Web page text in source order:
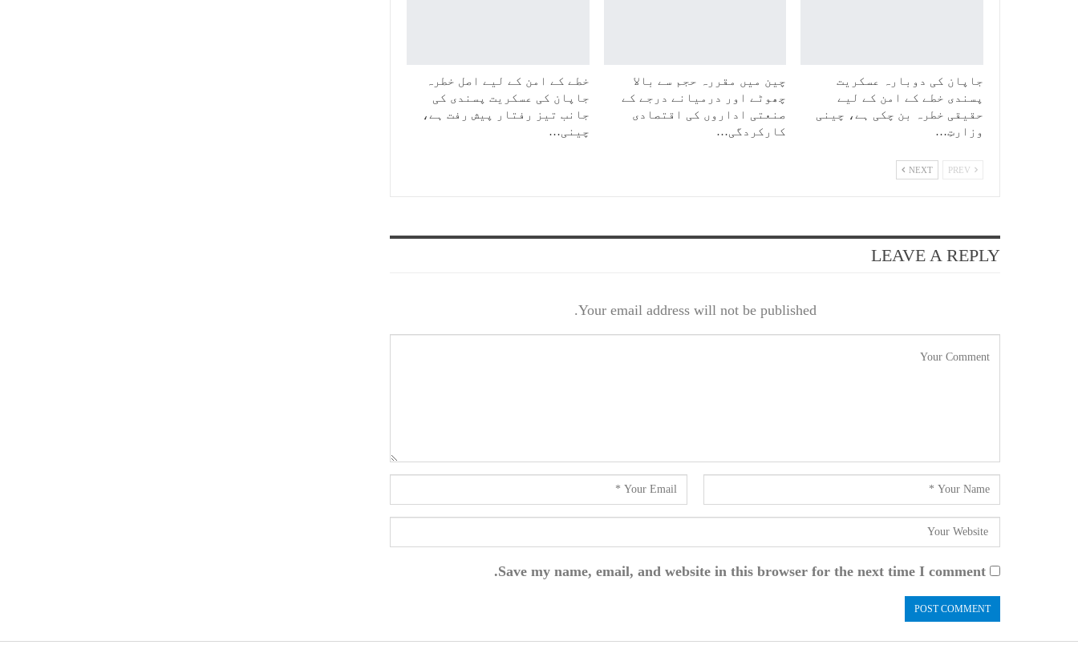
جاپان کی دوبارہ عسکریت
پسندی خطے کے امن کے لیے
حقیقی خطرہ بن چکی ہے، چینی
وزارتِ…
چین میں مقررہ حجم سے بالا
چھوٹے اور درمیانے درجے کے
صنعتی اداروں کی اقتصادی
کارکردگی…
خطے کے امن کے لیے اصل خطرہ
جاپان کی عسکریت پسندی کی
جانب تیز رفتار پیش رفت ہے،
چینی…
NEXT
LEAVE A REPLY
Your email address will not be published.
Save my name, email, and website in this browser for the next time I comment.